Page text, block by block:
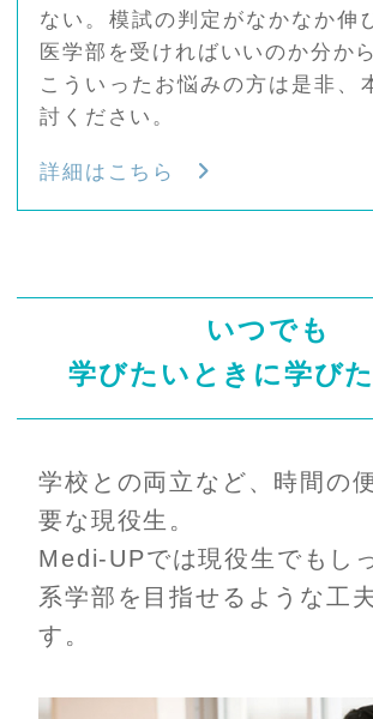
ない。模試の判定がなかなか伸
医学部を受ければいいのか分か
こういったお悩みの方は是非、
討ください。
詳細はこちら
いつでも
学びたいときに学び
学校との両立など、時間の
要な現役生。
Medi-UPでは現役生でもし
系学部を目指せるような工
す。